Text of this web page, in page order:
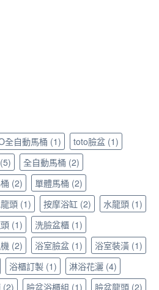
全自動馬桶 (1) toto臉盆 (1)
(5) 全自動馬桶 (2)
(2) 單體馬桶 (2)
頭 (1) 按摩浴缸 (2) 水龍頭 (1)
(1) 洗臉盆櫃 (1)
(2) 浴室臉盆 (1) 浴室裝潢 (1)
浴櫃訂製 (1) 淋浴花灑 (4)
(2) 臉盆浴櫃組 (1) 臉盆龍頭 (2)